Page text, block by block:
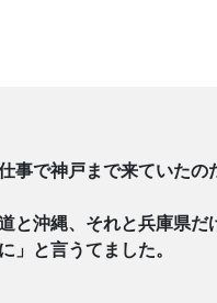
事で神戸まで来ていた
と沖縄、それと兵庫県だ
」と言うてました。